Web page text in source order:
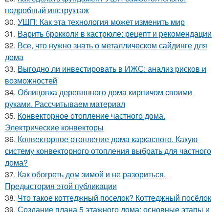
подробный инструктаж
30. УШП: Как эта технология может изменить мир
31. Варить брокколи в кастрюле: рецепт и рекомендации
32. Все, что нужно знать о металлическом сайдинге для
дома
33. Выгодно ли инвестировать в ИЖС: анализ рисков и
возможностей
34. Облицовка деревянного дома кирпичом своими
руками. Рассчитываем материал
35. Конвекторное отопление частного дома.
Электрические конвекторы
36. Конвекторное отопление дома каркасного. Какую
систему конвекторного отопления выбрать для частного
дома?
37. Как обогреть дом зимой и не разориться.
Предыстория этой публикации
38. Что такое коттеджный поселок? Коттеджный посёлок
39. Создание плана 5 этажного дома: основные этапы и